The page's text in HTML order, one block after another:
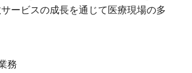
ービスの成長を通じて医療現場の多
務